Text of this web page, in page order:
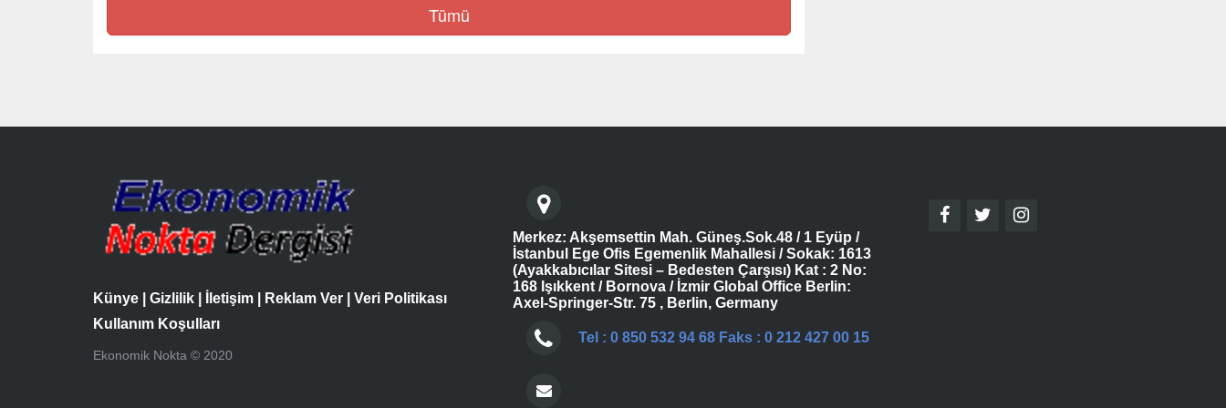
Tümü
Künye Gizlilik İletişim Reklam Ver
Veri Politikası
Kullanım Koşulları
Ekonomik Nokta © 2020
Merkez: Akşemsettin Mah. Güneş.Sok.48 / 1 Eyüp /
İstanbul Ege Ofis Egemenlik Mahallesi / Sokak: 1613
(Ayakkabıcılar Sitesi – Bedesten Çarşısı) Kat : 2 No:
168 Işıkkent / Bornova / İzmir Global Office Berlin:
Axel-Springer-Str. 75 , Berlin, Germany
Tel : 0 850 532 94 68 Faks : 0 212 427 00 15